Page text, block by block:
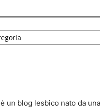
è un blog lesbico nato da